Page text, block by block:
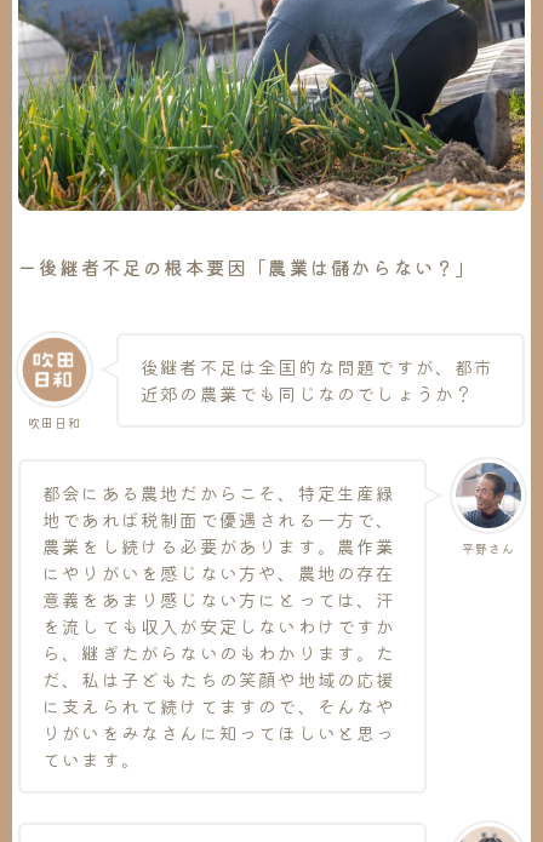
ー後継者不足の根本要因「農業は儲からない？」
吹田日和
後継者不足は全国的な問題ですが、都市
近郊の農業でも同じなのでしょうか？
平野さん
都会にある農地だからこそ、特定生産緑
地であれば税制面で優遇される一方で、
農業をし続ける必要があります。農作業
にやりがいを感じない方や、農地の存在
意義をあまり感じない方にとっては、汗
を流しても収入が安定しないわけですか
ら、継ぎたがらないのもわかります。た
だ、私は子どもたちの笑顔や地域の応援
に支えられて続けてますので、そんなや
りがいをみなさんに知ってほしいと思っ
ています。